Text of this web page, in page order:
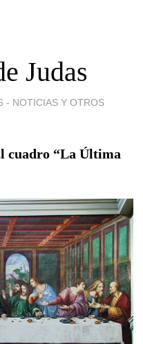
Judas
- NOTICIAS Y OTROS
cuadro “La Última